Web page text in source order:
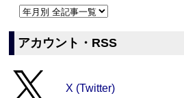
アカウント・RSS
X (Twitter)